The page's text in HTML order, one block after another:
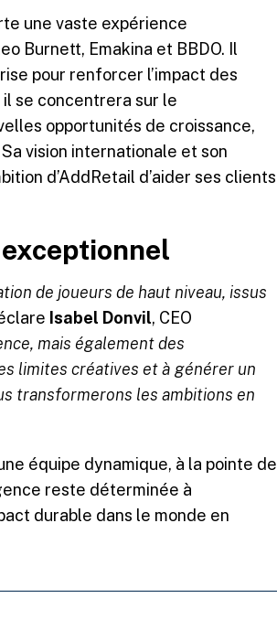
une vaste expérience
Burnett, Emakina et BBDO. Il
pour renforcer l’impact des
se concentrera sur le
opportunités de croissance,
vision internationale et son
d’AddRetail d’aider ses clients
de joueurs de haut niveau, issus
Isabel Donvil, CEO
mais également des
limites créatives et à générer un
transformerons les ambitions en
équipe dynamique, à la pointe de
reste déterminée à
durable dans le monde en